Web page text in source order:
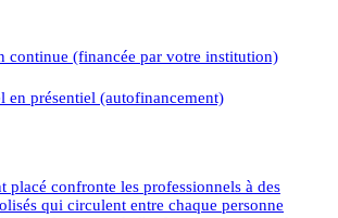
continue (financée par votre institution)
en présentiel (autofinancement)
placé confronte les professionnels à des
qui circulent entre chaque personne